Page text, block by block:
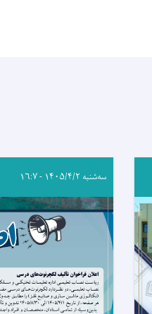
سه‌شنبه ۱۴۰۵/۴/۲ - ۱۶:۷